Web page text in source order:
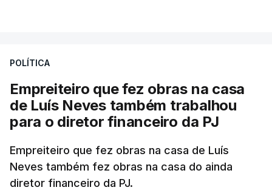
POLÍTICA
Empreiteiro que fez obras na casa
de Luís Neves também trabalhou
para o diretor financeiro da PJ
Empreiteiro que fez obras na casa de Luís
Neves também fez obras na casa do ainda
diretor financeiro da PJ.